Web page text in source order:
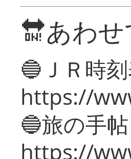
🔛あわ
🔵ＪＲ時
https://
🔵旅の手帖
https://